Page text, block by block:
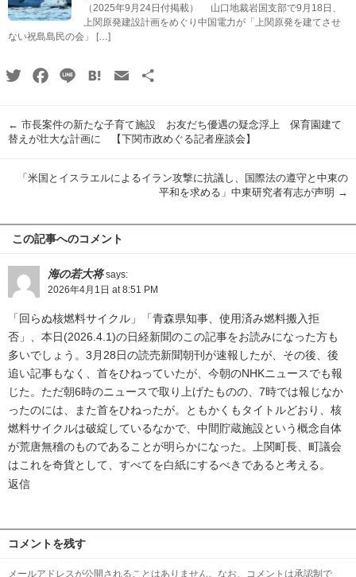
（2025年9月24日付掲載） 山口地裁岩国支部で9月18日、
上関原発建設計画をめぐり中国電力が「上関原発を建てさせ
ない祝島島民の会」 […]
TwitterFacebook
Line HatenaEmail
← 市長案件の新たな子育て施設 お友だち優遇の疑念浮上 保育園建て
替えが壮大な計画に 【下関市政めぐる記者座談会】
「米国とイスラエルによるイラン攻撃に抗議し、国際法の遵守と中東の
平和を求める」中東研究者有志が声明 →
この記事へのコメント
海の若大将 says:
2026年4月1日 at 8:51 PM
「回らぬ核燃料サイクル」「青森県知事、使用済み燃料搬入拒
否」、本日(2026.4.1)の日経新聞のこの記事をお読みになった方も
多いでしょう。3月28日の読売新聞朝刊が速報したが、その後、後
追い記事もなく、首をひねっていたが、今朝のNHKニュースでも報
じた。ただ朝6時のニュースで取り上げたものの、7時では報じなか
ったのには、また首をひねったが。ともかくもタイトルどおり、核
燃料サイクルは破綻しているなかで、中間貯蔵施設という概念自体
が荒唐無稽のものであることが明らかになった。上関町長、町議会
はこれを奇貨として、すべてを白紙にするべきであると考える。
返信
コメントを残す
メールアドレスが公開されることはありません。なお、コメントは承認制で